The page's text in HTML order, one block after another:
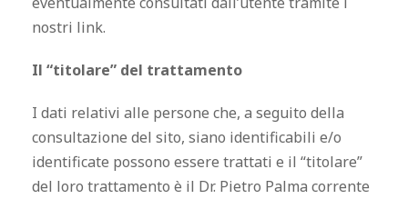
nostri link.
Il “titolare” del trattamento
I dati relativi alle persone che, a seguito della
consultazione del sito, siano identificabili e/o
identificate possono essere trattati e il “titolare”
del loro trattamento è il Dr. Pietro Palma corrente